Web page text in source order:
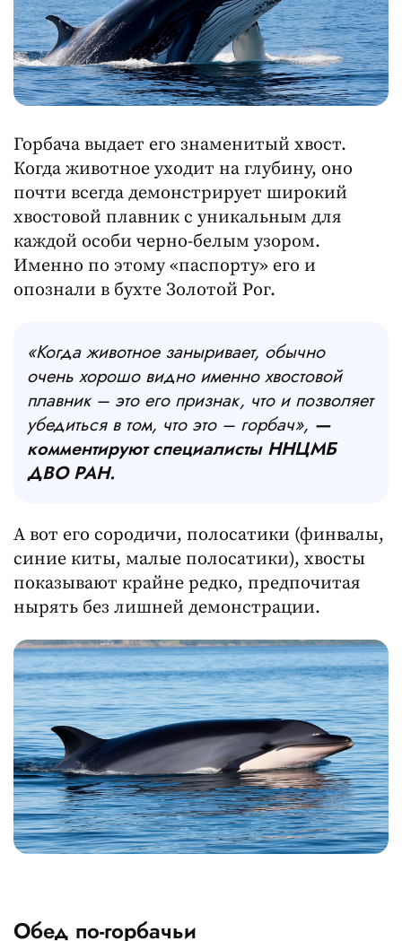
Горбача выдает его знаменитый хвост.
Когда животное уходит на глубину, оно
почти всегда демонстрирует широкий
хвостовой плавник с уникальным для
каждой особи черно-белым узором.
Именно по этому «паспорту» его и
опознали в бухте Золотой Рог.
«Когда животное заныривает, обычно
очень хорошо видно именно хвостовой
плавник – это его признак, что и позволяет
убедиться в том, что это – горбач», —
комментируют специалисты ННЦМБ
ДВО РАН.
А вот его сородичи, полосатики (финвалы,
синие киты, малые полосатики), хвосты
показывают крайне редко, предпочитая
нырять без лишней демонстрации.
Обед по-горбачьи